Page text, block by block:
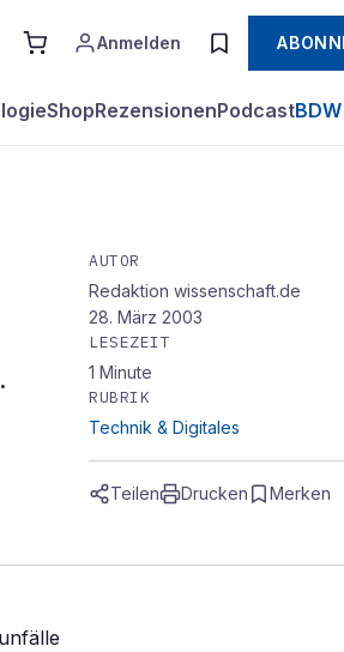
Anmelden
ShopRezensionenPodcast
AUTOR
Redaktion wissenschaft.de
28. März 2003
LESEZEIT
1 Minute
RUBRIK
Technik & Digitales
Teilen Drucken Merken